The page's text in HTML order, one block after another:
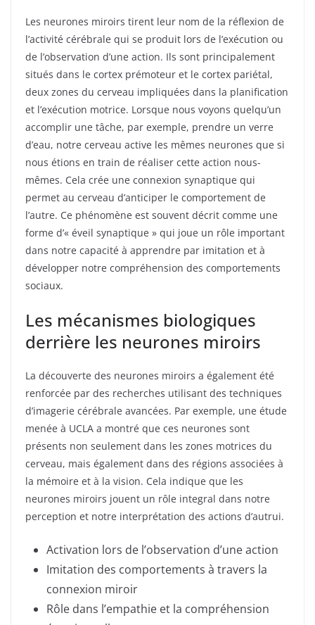
Les neurones miroirs tirent leur nom de la réflexion de
l’activité cérébrale qui se produit lors de l’exécution ou
de l’observation d’une action. Ils sont principalement
situés dans le cortex prémoteur et le cortex pariétal,
deux zones du cerveau impliquées dans la planification
et l’exécution motrice. Lorsque nous voyons quelqu’un
accomplir une tâche, par exemple, prendre un verre
d’eau, notre cerveau active les mêmes neurones que si
nous étions en train de réaliser cette action nous-
mêmes. Cela crée une connexion synaptique qui
permet au cerveau d’anticiper le comportement de
l’autre. Ce phénomène est souvent décrit comme une
forme d’« éveil synaptique » qui joue un rôle important
dans notre capacité à apprendre par imitation et à
développer notre compréhension des comportements
sociaux.
Les mécanismes biologiques
derrière les neurones miroirs
La découverte des neurones miroirs a également été
renforcée par des recherches utilisant des techniques
d’imagerie cérébrale avancées. Par exemple, une étude
menée à UCLA a montré que ces neurones sont
présents non seulement dans les zones motrices du
cerveau, mais également dans des régions associées à
la mémoire et à la vision. Cela indique que les
neurones miroirs jouent un rôle integral dans notre
perception et notre interprétation des actions d’autrui.
Activation lors de l’observation d’une action
Imitation des comportements à travers la
connexion miroir
Rôle dans l’empathie et la compréhension